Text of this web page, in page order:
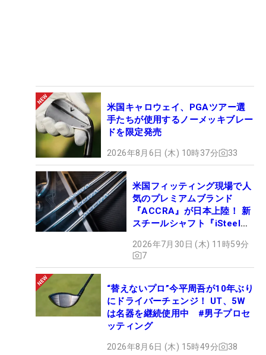
米国キャロウェイ、PGAツアー選
手たちが使用するノーメッキブレー
ドを限定発売
2026年8月6日 (木) 10時37分 33
米国フィッティング現場で人
気のプレミアムブランド
『ACCRA』が日本上陸！ 新
スチールシャフト『iSteel
2026年7月30日 (木) 11時59分
7
“替えないプロ”今平周吾が10年ぶり
にドライバーチェンジ！ UT、5W
は名器を継続使用中 #男子プロセ
ッティング
2026年8月6日 (木) 15時49分 38